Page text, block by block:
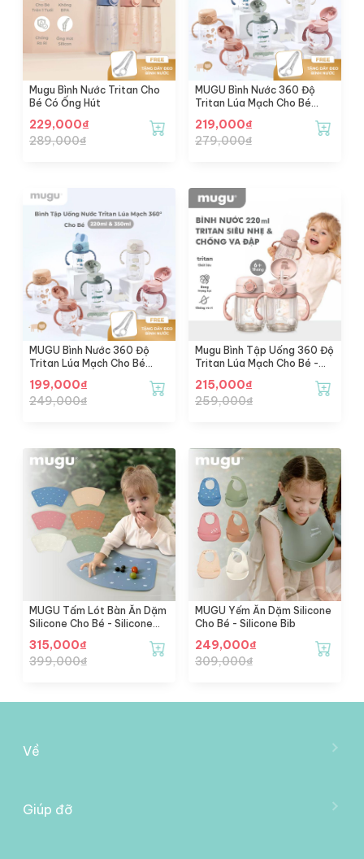
Mugu Bình Nước Tritan Cho
Bé Có Ống Hút
229,000₫
289,000₫
MUGU Bình Nước 360 Độ
Tritan Lúa Mạch Cho Bé
Tritan Training Bottle
(350ml)
219,000₫
279,000₫
MUGU Bình Nước 360 Độ
Tritan Lúa Mạch Cho Bé
Tritan Training Bottle
(220ml)
199,000₫
249,000₫
Mugu Bình Tập Uống 360 Độ
Tritan Lúa Mạch Cho Bé -
215,000₫
259,000₫
MUGU Tấm Lót Bàn Ăn Dặm
Silicone Cho Bé - Silicone
315,000₫
399,000₫
MUGU Yếm Ăn Dặm Silicone
Cho Bé - Silicone Bib
249,000₫
309,000₫
Về
Trở Thành Đại Lý
Giúp đỡ